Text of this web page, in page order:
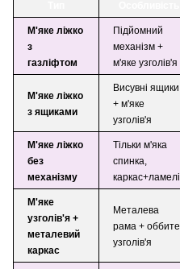
М'яке ліжко
з
газліфтом
Підйомний
механізм +
м'яке узголів'я
М'яке ліжко
з ящиками
Висувні ящики
+ м'яке
узголів'я
М'яке ліжко
без
механізму
Тільки м'яка
спинка,
каркас+ламелі
М'яке
узголів'я +
металевий
каркас
Металева
рама + оббите
узголів'я